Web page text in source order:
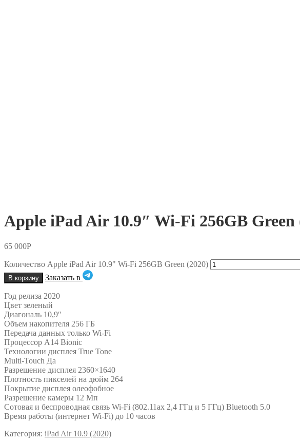
Apple iPad Air 10.9″ Wi-Fi 256GB Green
65 000Р
Количество Apple iPad Air 10.9" Wi-Fi 256GB Green (2020)
В корзину Заказать в
Год релиза 2020
Цвет зеленый
Диагональ 10,9″
Объем накопителя 256 ГБ
Передача данных только Wi-Fi
Процессор A14 Bionic
Технологии дисплея True Tone
Multi-Touch Да
Разрешение дисплея 2360×1640
Плотность пикселей на дюйм 264
Покрытие дисплея олеофобное
Разрешение камеры 12 Мп
Сотовая и беспроводная связь Wi-Fi (802.11ax 2,4 ГГц и 5 ГГц) Bluetooth 5.0
Время работы (интернет Wi-Fi) до 10 часов
Категория: iPad Air 10.9 (2020)